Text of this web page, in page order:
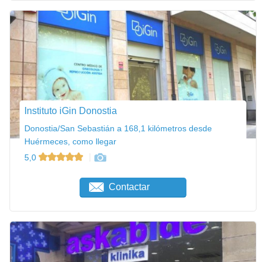
Instituto iGin Donostia
Donostia/San Sebastián a 168,1 kilómetros desde
Huérmeces, como llegar
5,0
Contactar